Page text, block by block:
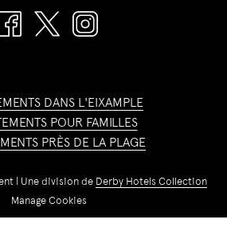
DANS L'EIXAMPLE
POUR FAMILLES
PRÈS DE LA PLAGE
| Une division de Derby Hotels Collection
Manage Cookies